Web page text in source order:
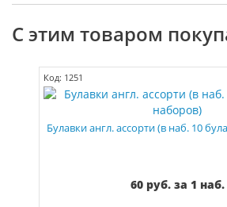
С этим товаром
Код: 1251
Булавки англ. ассорти (в наб. 10
60 руб. за 1 наб.